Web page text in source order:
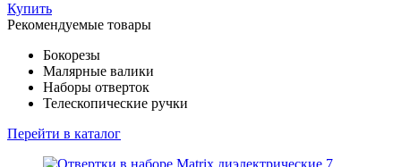
Купить
Рекомендуемые товары
Бокорезы
Малярные валики
Наборы отверток
Телескопические ручки
Перейти в каталог